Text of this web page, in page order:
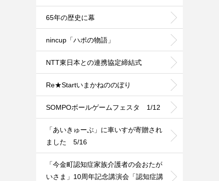
65年の歴史に幕
nincup「ハポの物語」
NTT東日本との連携協定締結式
Re★Startいまかねののぼり
SOMPOボールゲームフェスタ 1/12
「あいきゅーぶ」に車いすが寄贈され
ました 5/16
「今金町認知症家族介護者の会おたが
いさま」10周年記念講演会「認知症講